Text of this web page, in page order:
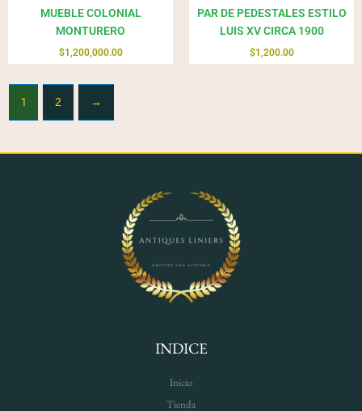
MUEBLE COLONIAL
MONTURERO
$1,200,000.00
PAR DE PEDESTALES ESTILO
LUIS XV CIRCA 1900
$1,200.00
1 2 →
INDICE
Inicio
Tienda